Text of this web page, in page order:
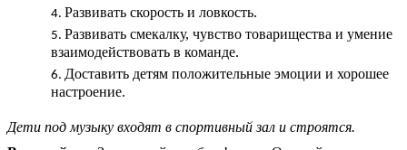
Развивать скорость и ловкость.
Развивать смекалку, чувство товарищества и умение
взаимодействовать в команде.
Доставить детям положительные эмоции и хорошее
настроение.
Дети под музыку входят в спортивный зал и строятся.